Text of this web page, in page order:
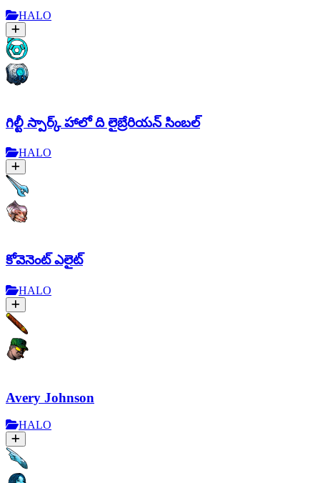
HALO
గిల్టీ స్పార్క్ హాలో ది లైబ్రేరియన్ సింబల్
HALO
కోవెనెంట్ ఎలైట్
HALO
Avery Johnson
HALO